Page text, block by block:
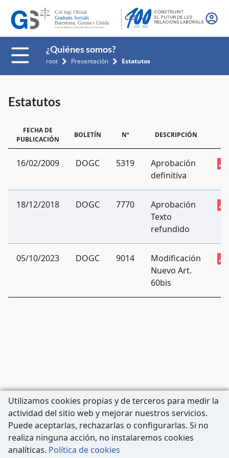
CAS
¿Quiénes somos?
root Presentación Estatutos
Estatutos
FECHA DE
PUBLICACIÓN
BOLETÍN Nº DESCRIPCIÓN
16/02/2009 DOGC 5319
Aprobación
definitiva
18/12/2018 DOGC 7770
Aprobación
Texto
refundido
05/10/2023 DOGC 9014
Modificación
Nuevo Art.
60bis
Carrer de Còrsega, 227
Utilizamos cookies propias y de terceros para medir la
actividad del sitio web y mejorar nuestros servicios.
Puede aceptarlas, rechazarlas o configurarlas. Si no
realiza ninguna acción, no instalaremos cookies
analíticas. Política de cookies